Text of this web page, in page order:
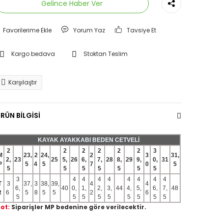
Gelince Haber Ver
Yorum Yaz Tavsiye Et
Kargo bedava Stoktan Teslim
Karşılaştır
BİLGİSİ
KAYAK AYAKKABI BEDEN CETVELİ
2
2,
5
23
23,
5
2
4
24,
5
25
2
5,
5
26
2
6,
5
2
7
2
7,
5
28
2
8,
5
29
2
9,
5
3
0
3
0,
5
31
31,
5
3
6
3
6,
5
37,
5
3
8
38,
5
39,
5
40
4
0,
5
4
1,
5
4
2
4
2,
5
4
3,
5
44
4
4,
5
4
5,
5
4
6
4
6,
5
4
7,
5
48
Siparişler MP bedenine göre verilecektir.